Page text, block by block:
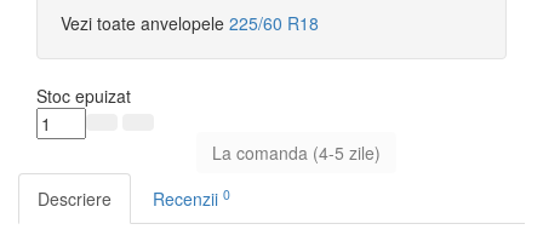
Vezi toate anvelopele 225/60 R18
Stoc epuizat
La comanda (4-5 zile)
Descriere
Recenzii 0